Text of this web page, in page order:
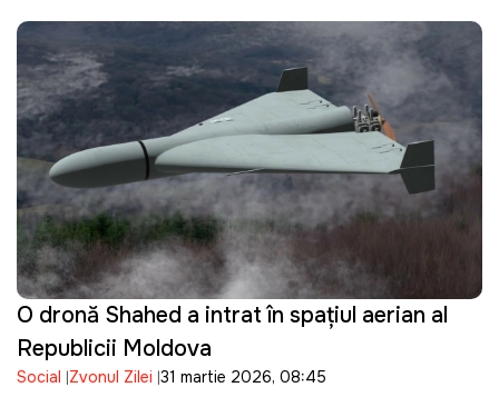
O dronă Shahed a intrat în spațiul aerian al
Republicii Moldova
Social Zvonul Zilei 31 martie 2026, 08:45